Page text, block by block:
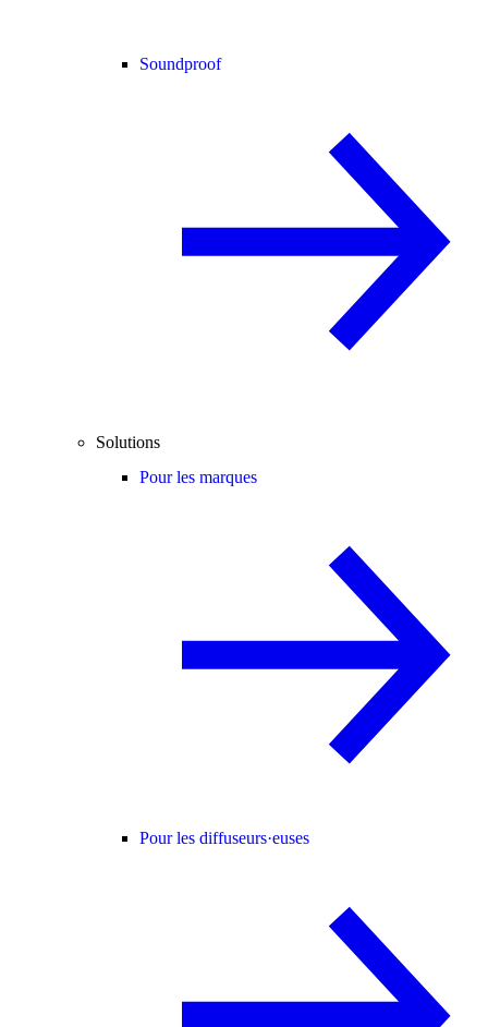
Soundproof
Solutions
Pour les marques
Pour les diffuseurs·euses